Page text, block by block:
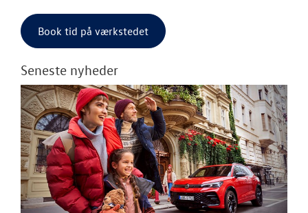
Book tid på værkstedet
Seneste nyheder